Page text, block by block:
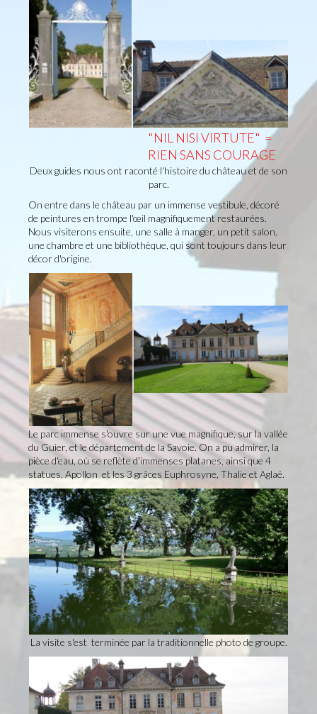
"NIL NISI VIRTUTE" =
RIEN SANS COURAGE
Deux guides nous ont raconté l'histoire du château et de son
parc.
On entre dans le château par un immense vestibule, décoré
de peintures en trompe l'œil magnifiquement restaurées.
Nous visiterons ensuite, une salle à manger, un petit salon,
une chambre et une bibliothèque, qui sont toujours dans leur
décor d'origine.
Le parc immense s'ouvre sur une vue magnifique, sur la vallée
du Guier, et le département de la Savoie. On a pu admirer, la
pièce d'eau, où se reflète d'immenses platanes, ainsi que 4
statues, Apollon et les 3 grâces Euphrosyne, Thalie et Aglaé.
La visite s'est terminée par la traditionnelle photo de groupe.